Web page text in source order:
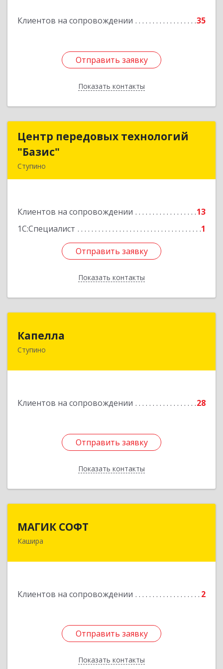
Клиентов на сопровождении 35
Отправить заявку
Показать контакты
Отправить заявку
Назад
Центр передовых технологий
"Базис"
Ступино
Клиентов на сопровождении
13
1С:Специалист
1
Отправить заявку
Показать контакты
Центр передовых технологий
Подробнее
Отправить заявку
Назад
Капелла
Ступино
Клиентов на сопровождении 28
Отправить заявку
Показать контакты
142800, Московская обл, Ступино г, Андропова
Отправить заявку
Назад
МАГИК СОФТ
Кашира
Клиентов на сопровождении 2
Отправить заявку
Показать контакты
Отправить заявку
Назад